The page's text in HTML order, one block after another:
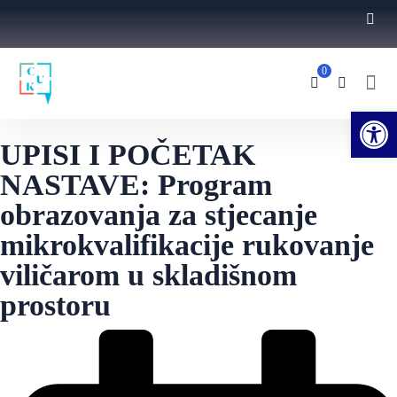
0
UPISI I POČETAK
NASTAVE: Program
obrazovanja za stjecanje
mikrokvalifikacije rukovanje
viličarom u skladišnom
prostoru